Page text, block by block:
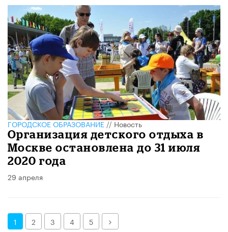
ГОРОДСКОЕ ОБРАЗОВАНИЕ//Новость
Организация детского отдыха в
Москве остановлена до 31 июля
2020 года
29 апреля
1 2 3 4 5 Далее